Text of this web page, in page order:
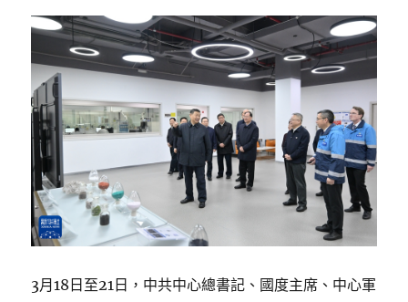
3月18日至21日，中共中心總書記、國度主席、中心軍